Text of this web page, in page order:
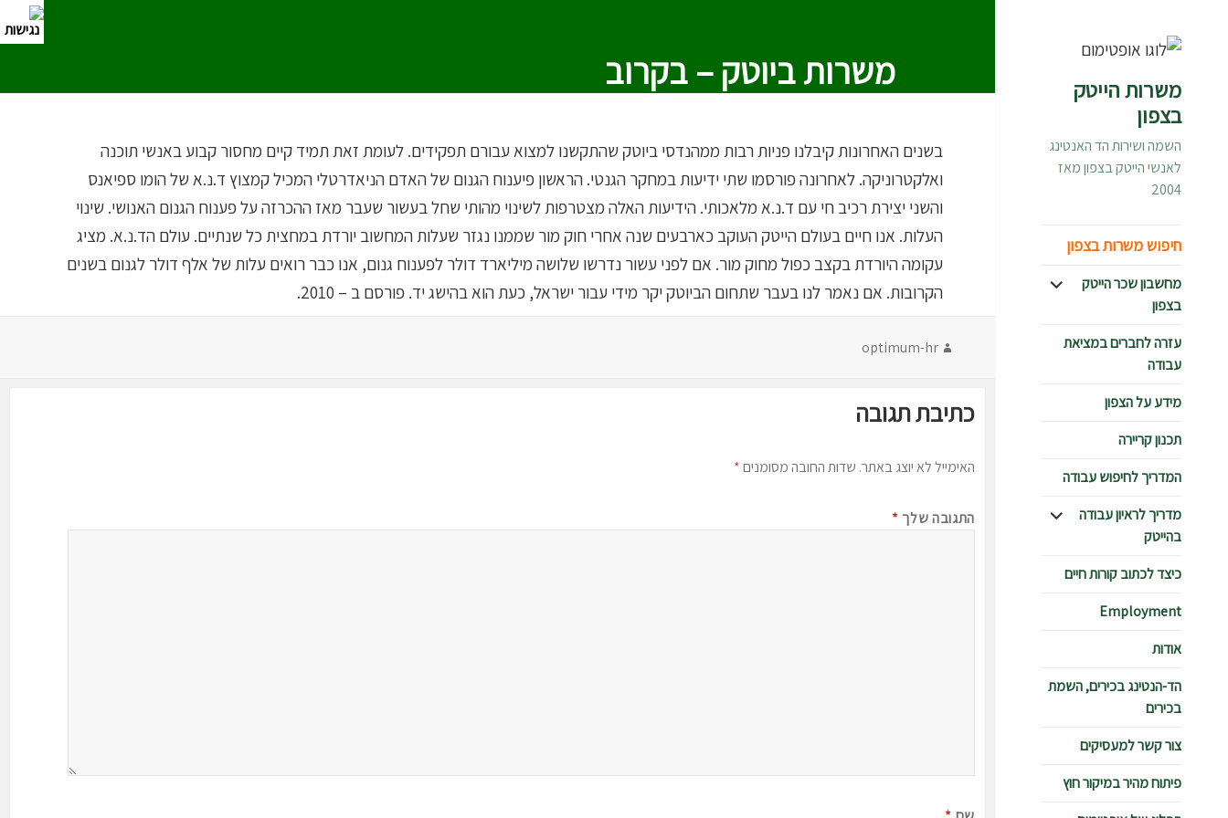
משרות הייטק
בצפון
השמה ושירות הד האנטינג
לאנשי הייטק בצפון מאז
2004
חיפוש משרות בצפון
מחשבון שכר הייטק
בצפון
הצג
עזרה לחברים במציאת
עבודה
מידע על הצפון
תכנון קריירה
המדריך לחיפוש עבודה
מדריך לראיון עבודה
בהייטק
הצג
כיצד לכתוב קורות חיים
Employment
אודות
הד-הנטינג בכירים, השמת
בכירים
צור קשר למעסיקים
פיתוח מהיר במיקור חוץ
משרות ביוטק – בקרוב
בשנים האחרונות קיבלנו פניות רבות ממהנדסי ביוטק שהתקשנו למצוא עבורם תפקידים. לעומת זאת תמיד קיים מחסור קבוע באנשי תוכנה
ואלקטרוניקה. לאחרונה פורסמו שתי ידיעות במחקר הגנטי. הראשון פיענוח הגנום של האדם הניאדרטלי המכיל קמצוץ ד.נ.א של הומו ספיאנס
והשני יצירת רכיב חי עם ד.נ.א מלאכותי. הידיעות האלה מצטרפות לשינוי מהותי שחל בעשור שעבר מאז ההכרזה על פענוח הגנום האנושי. שינוי
העלות. אנו חיים בעולם הייטק העוקב כארבעים שנה אחרי חוק מור שממנו נגזר שעלות המחשוב יורדת במחצית כל שנתיים. עולם הד.נ.א. מציג
עקומה היורדת בקצב כפול מחוק מור. אם לפני עשור נדרשו שלושה מיליארד דולר לפענוח גנום, אנו כבר רואים עלות של אלף דולר לגנום בשנים
הקרובות. אם נאמר לנו בעבר שתחום הביוטק יקר מידי עבור ישראל, כעת הוא בהישג יד. פורסם ב – 2010.
מחבר
optimum-hr
כתיבת תגובה
האימייל לא יוצג באתר. שדות החובה מסומנים*
התגובה שלך *